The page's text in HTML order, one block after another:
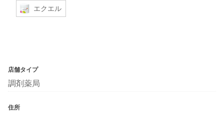
エクエル
店舗タイプ
調剤薬局
住所